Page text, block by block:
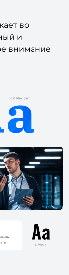
во
и
внимание